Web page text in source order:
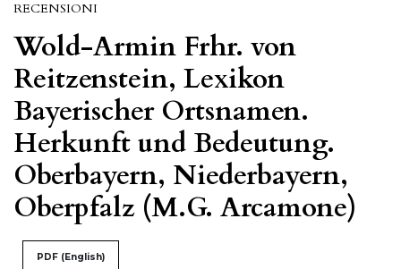
RECENSIONI
Wold-Armin Frhr. von
Reitzenstein, Lexikon
Bayerischer Ortsnamen.
Herkunft und Bedeutung.
Oberbayern, Niederbayern,
Oberpfalz (M.G. Arcamone)
PDF (English)